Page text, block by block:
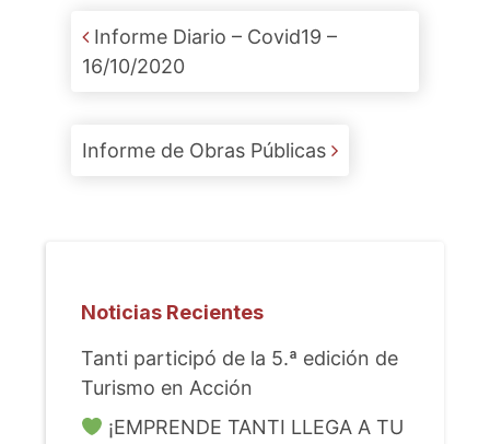
Post navigation
Informe Diario – Covid19 –
16/10/2020
Informe de Obras Públicas
Noticias Recientes
Tanti participó de la 5.ª edición de
Turismo en Acción
¡EMPRENDE TANTI LLEGA A TU